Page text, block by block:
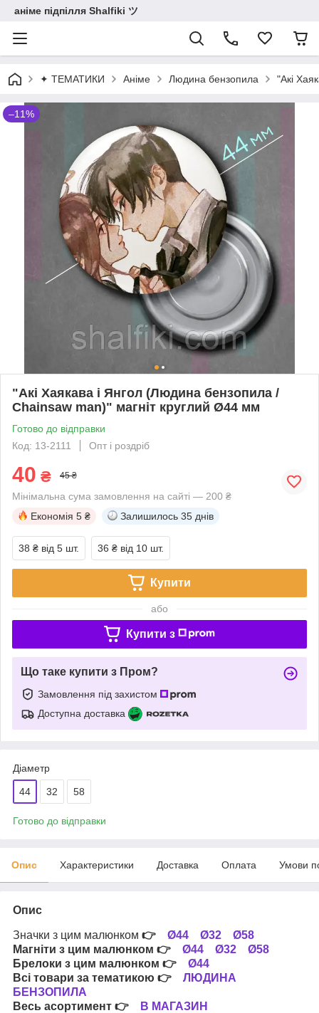
аніме підпілля Shalfiki ツ
✦ ТЕМАТИКИ Аніме Людина бензопила "Акі
–11%
"Акі Хаякава і Янгол (Людина бензопила /
Chainsaw man)" магніт круглий Ø44 мм
Готово до відправки
Код: 13-2111
Опт і роздріб
40 ₴ 45 ₴
Мінімальна сума замовлення на сайті — 200 ₴
Економія 5 ₴ Залишилось 35 днів
38 ₴ від 5 шт. 36 ₴ від 10 шт.
Купити
або
Купити з
Що таке купити з Пром?
Замовлення під захистом
Доступна доставка
Діаметр
44 32 58
Готово до відправки
Опис Характеристики Доставка Оплата Умови
Опис
Значки з цим малюнком 👉 Ø44 Ø32
Ø58
Магніти з цим малюнком 👉 Ø44 Ø32
Ø58
Брелоки з цим малюнком 👉 Ø44
Всі товари за тематикою 👉 ЛЮДИНА
БЕНЗОПИЛА
Весь асортимент 👉
В МАГАЗИН